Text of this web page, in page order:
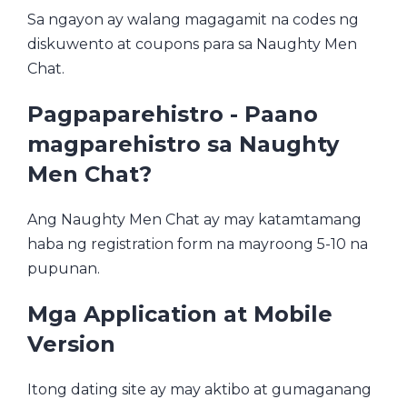
Sa ngayon ay walang magagamit na codes ng
diskuwento at coupons para sa Naughty Men
Chat.
Pagpaparehistro - Paano
magparehistro sa Naughty
Men Chat?
Ang Naughty Men Chat ay may katamtamang
haba ng registration form na mayroong 5-10 na
pupunan.
Mga Application at Mobile
Version
Itong dating site ay may aktibo at gumaganang